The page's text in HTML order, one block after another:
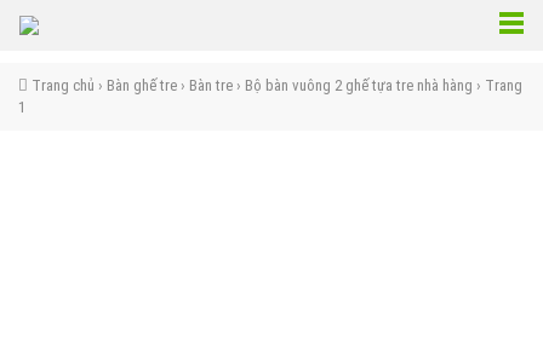
Trang chủ › Bàn ghế tre › Bàn tre › Bộ bàn vuông 2 ghế tựa tre nhà hàng › Trang
1